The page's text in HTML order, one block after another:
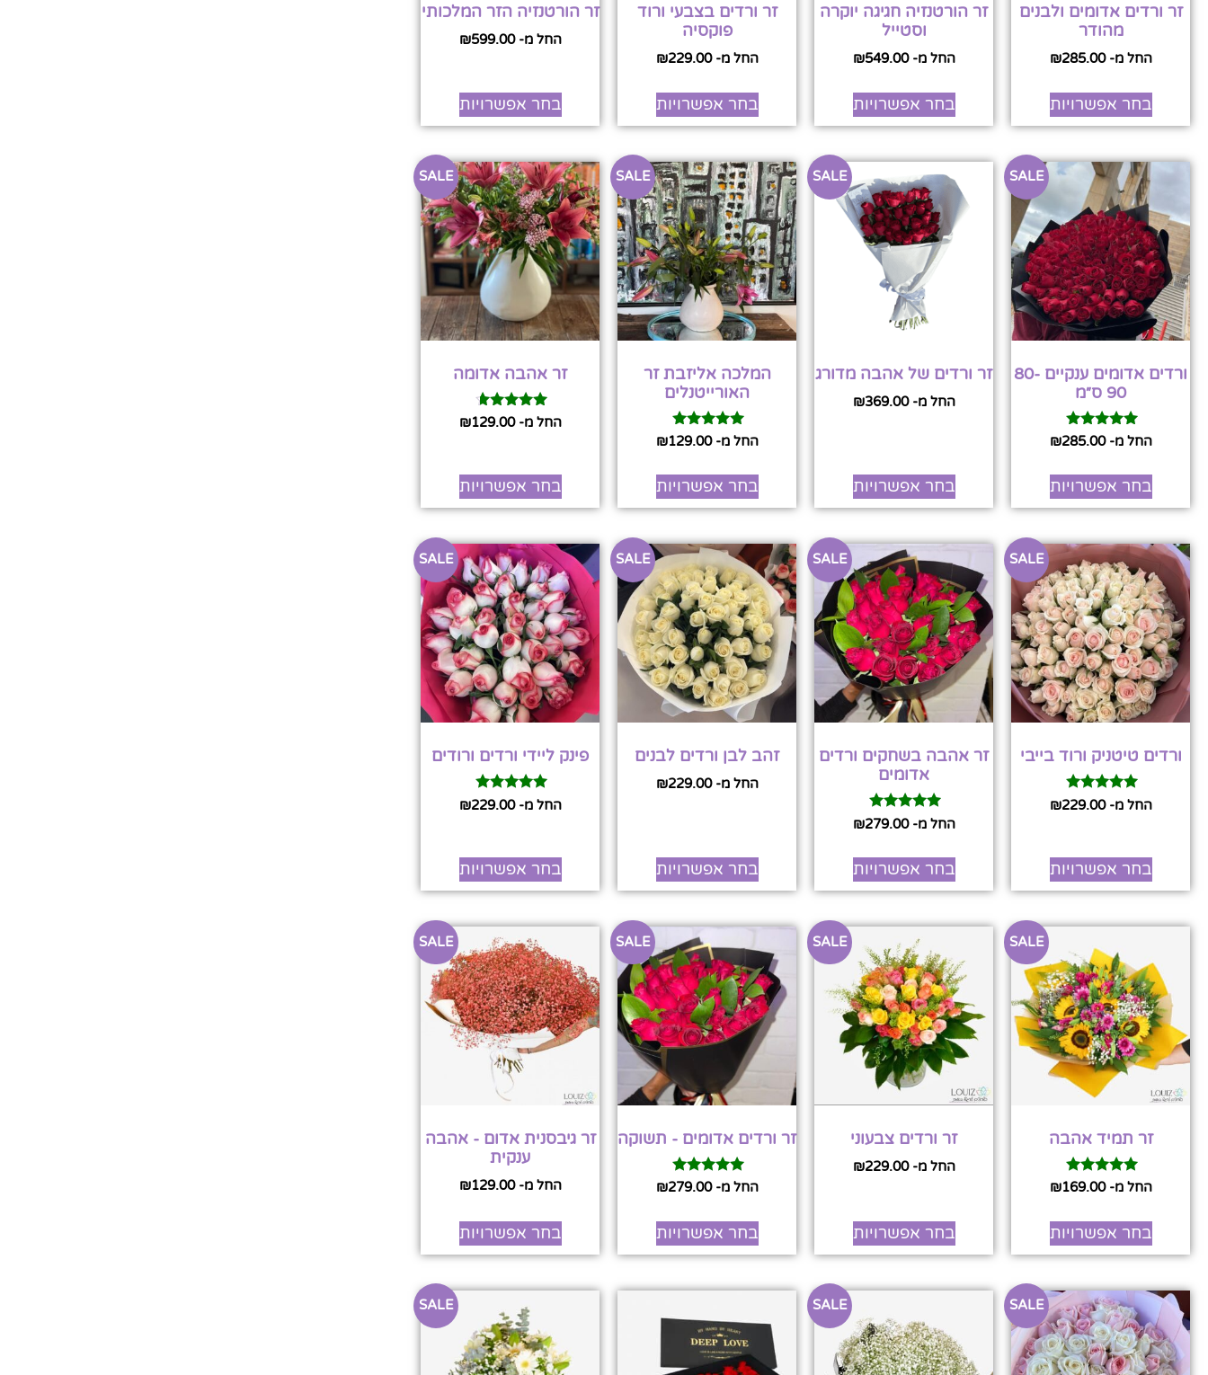
זר ורדים אדומים ולבנים
מהודר
החל מ- ₪285.00
בחר אפשרויות
זר הורטנזיה חגיגה יוקרה
וסטייל
החל מ- ₪549.00
בחר אפשרויות
זר ורדים בצבעי ורוד
פוקסיה
החל מ- ₪229.00
בחר אפשרויות
זר הורטנזיה הזר המלכותי
החל מ- ₪599.00
בחר אפשרויות
SALE
ורדים אדומים ענקיים 80-
90 ס״מ
דורגהחל מ- ₪285.00
בחר אפשרויות
SALE
זר ורדים של אהבה מדורג
החל מ- ₪369.00
בחר אפשרויות
SALE
המלכה אליזבת זר
האורייטנלים
דורגהחל מ- ₪129.00
בחר אפשרויות
SALE
זר אהבה אדומה
דורגהחל מ- ₪129.00
בחר אפשרויות
SALE
ורדים טיטניק ורוד בייבי
דורגהחל מ- ₪229.00
בחר אפשרויות
SALE
זר אהבה בשחקים ורדים
אדומים
דורגהחל מ- ₪279.00
בחר אפשרויות
SALE
זהב לבן ורדים לבנים
החל מ- ₪229.00
בחר אפשרויות
SALE
פינק ליידי ורדים ורודים
דורגהחל מ- ₪229.00
בחר אפשרויות
SALE
זר תמיד אהבה
דורגהחל מ- ₪169.00
בחר אפשרויות
SALE
זר ורדים צבעוני
החל מ- ₪229.00
בחר אפשרויות
SALE
זר ורדים אדומים - תשוקה
דורגהחל מ- ₪279.00
בחר אפשרויות
SALE
זר גיבסנית אדום - אהבה
ענקית
החל מ- ₪129.00
בחר אפשרויות
SALE
SALE
SALE